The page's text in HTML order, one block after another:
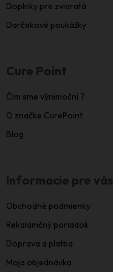
Doplnky pre zvieratá
Darčekové poukážky
Cure Point
Čím sme výnimoční ?
O značke CurePoint
Blog
Informacie pre vás
Obchodné podmienky
Rekalamčný poriadok
Doprava a platba
Moja objednávka